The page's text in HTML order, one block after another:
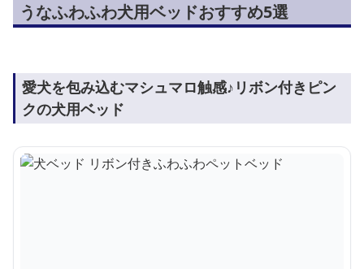
うなふわふわ犬用ベッドおすすめ5選
愛犬を包み込むマシュマロ触感♪リボン付きピン
クの犬用ベッド